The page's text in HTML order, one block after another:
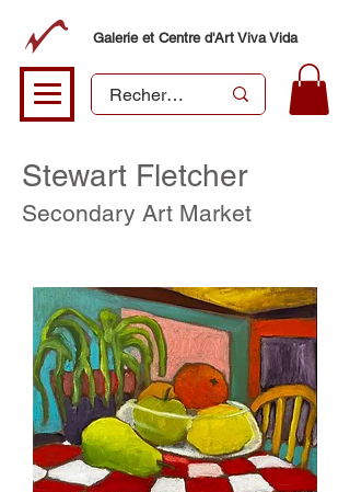
Galerie et Centre d'Art Viva Vida
Stewart Fletcher
Secondary Art Market